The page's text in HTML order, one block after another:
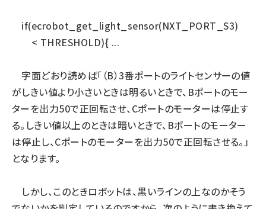
if(ecrobot_get_light_sensor(NXT_PORT_S3)
< THRESHOLD){ ...
字面どおり読めば「（B）3番ポートのライトセンサーの値
がしきい値より小さいときは明るいときで、Bポートのモー
ターを出力50で正回転させ、Cポートのモーターは停止す
る。しきい値以上のときは暗いときで、Bポートのモーター
は停止し、Cポートのモーターを出力50で正回転させる。」
となります。
しかし、このときロボットは、黒いラインの上なのかそう